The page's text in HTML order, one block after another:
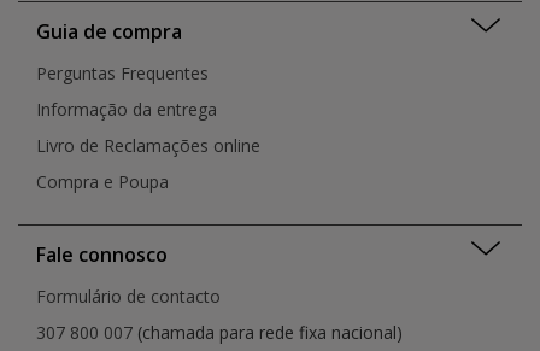
Guia de compra
Perguntas Frequentes
Informação da entrega
Livro de Reclamações online
Compra e Poupa
Fale connosco
Formulário de contacto
307 800 007 (chamada para rede fixa nacional)